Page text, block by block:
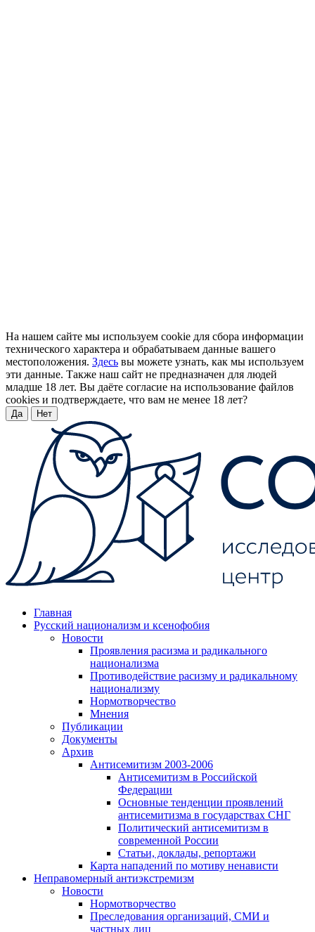
На нашем сайте мы используем cookie для сбора информации
технического характера и обрабатываем данные вашего
местоположения. Здесь вы можете узнать, как мы используем
эти данные. Также наш сайт не предназначен для людей
младше 18 лет. Вы даёте согласие на использование файлов
cookies и подтверждаете, что вам не менее 18 лет?
Да Нет
Главная
Русский национализм и ксенофобия
Новости
Проявления расизма и радикального
национализма
Противодействие расизму и радикальному
национализму
Нормотворчество
Мнения
Публикации
Документы
Архив
Антисемитизм 2003-2006
Антисемитизм в Российской
Федерации
Основные тенденции проявлений
антисемитизма в государствах СНГ
Политический антисемитизм в
современной России
Статьи, доклады, репортажи
Карта нападений по мотиву ненависти
Неправомерный антиэкстремизм
Новости
Нормотворчество
Преследования организаций, СМИ и
частных лиц